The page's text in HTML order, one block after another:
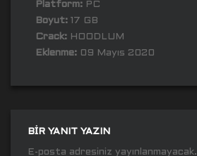
Platform: PC
Boyut: 17 GB
Crack: HOODLUM
Eklenme: 09 Mayıs 2020
BIR YANIT YAZIN
E-posta adresiniz yayınlanmayacak.